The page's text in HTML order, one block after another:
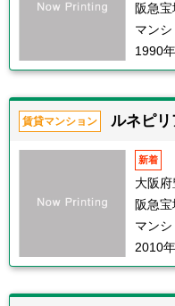
阪急
マン
1990
賃貸マンション ルネピリ
新着
大阪
阪急
マン
2010